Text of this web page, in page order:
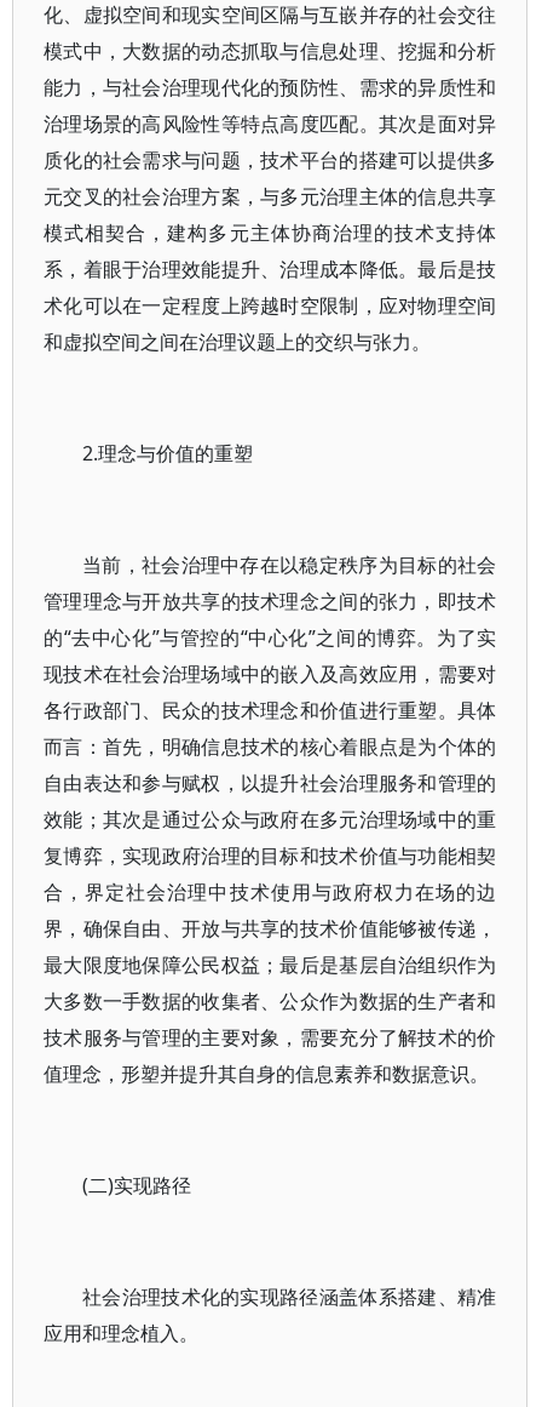
化、虚拟空间和现实空间区隔与互嵌并存的社会交往
模式中，大数据的动态抓取与信息处理、挖掘和分析
能力，与社会治理现代化的预防性、需求的异质性和
治理场景的高风险性等特点高度匹配。其次是面对异
质化的社会需求与问题，技术平台的搭建可以提供多
元交叉的社会治理方案，与多元治理主体的信息共享
模式相契合，建构多元主体协商治理的技术支持体
系，着眼于治理效能提升、治理成本降低。最后是技
术化可以在一定程度上跨越时空限制，应对物理空间
和虚拟空间之间在治理议题上的交织与张力。
2.理念与价值的重塑
当前，社会治理中存在以稳定秩序为目标的社会
管理理念与开放共享的技术理念之间的张力，即技术
的“去中心化”与管控的“中心化”之间的博弈。为了实
现技术在社会治理场域中的嵌入及高效应用，需要对
各行政部门、民众的技术理念和价值进行重塑。具体
而言：首先，明确信息技术的核心着眼点是为个体的
自由表达和参与赋权，以提升社会治理服务和管理的
效能；其次是通过公众与政府在多元治理场域中的重
复博弈，实现政府治理的目标和技术价值与功能相契
合，界定社会治理中技术使用与政府权力在场的边
界，确保自由、开放与共享的技术价值能够被传递，
最大限度地保障公民权益；最后是基层自治组织作为
大多数一手数据的收集者、公众作为数据的生产者和
技术服务与管理的主要对象，需要充分了解技术的价
值理念，形塑并提升其自身的信息素养和数据意识。
(二)实现路径
社会治理技术化的实现路径涵盖体系搭建、精准
应用和理念植入。